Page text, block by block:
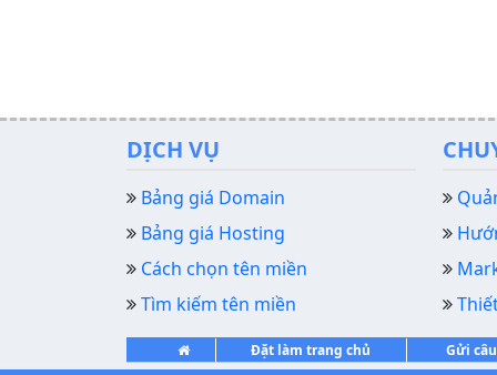
DỊCH VỤ
Bảng giá Domain
Bảng giá Hosting
Cách chọn tên miền
Tìm kiếm tên miền
Đặt làm trang chủ Gửi